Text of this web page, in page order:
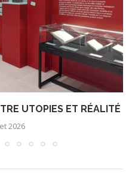
UTOPIES ET RÉALITÉ
2026